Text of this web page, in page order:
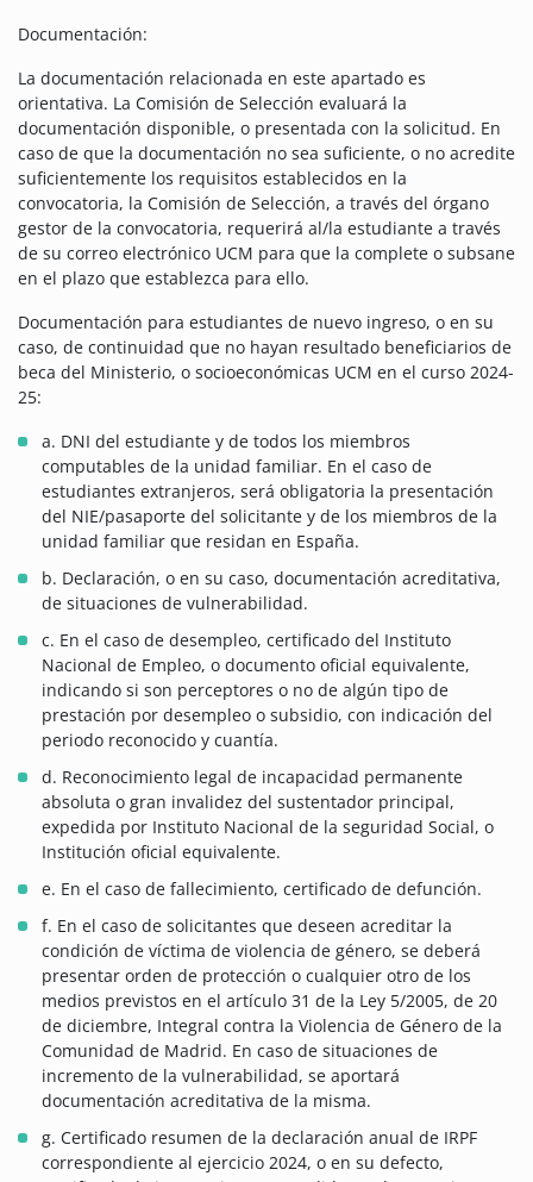
Documentación:
La documentación relacionada en este apartado es
orientativa. La Comisión de Selección evaluará la
documentación disponible, o presentada con la solicitud. En
caso de que la documentación no sea suficiente, o no acredite
suficientemente los requisitos establecidos en la
convocatoria, la Comisión de Selección, a través del órgano
gestor de la convocatoria, requerirá al/la estudiante a través
de su correo electrónico UCM para que la complete o subsane
en el plazo que establezca para ello.
Documentación para estudiantes de nuevo ingreso, o en su
caso, de continuidad que no hayan resultado beneficiarios de
beca del Ministerio, o socioeconómicas UCM en el curso 2024-
25:
a. DNI del estudiante y de todos los miembros
computables de la unidad familiar. En el caso de
estudiantes extranjeros, será obligatoria la presentación
del NIE/pasaporte del solicitante y de los miembros de la
unidad familiar que residan en España.
b. Declaración, o en su caso, documentación acreditativa,
de situaciones de vulnerabilidad.
c. En el caso de desempleo, certificado del Instituto
Nacional de Empleo, o documento oficial equivalente,
indicando si son perceptores o no de algún tipo de
prestación por desempleo o subsidio, con indicación del
periodo reconocido y cuantía.
d. Reconocimiento legal de incapacidad permanente
absoluta o gran invalidez del sustentador principal,
expedida por Instituto Nacional de la seguridad Social, o
Institución oficial equivalente.
e. En el caso de fallecimiento, certificado de defunción.
f. En el caso de solicitantes que deseen acreditar la
condición de víctima de violencia de género, se deberá
presentar orden de protección o cualquier otro de los
medios previstos en el artículo 31 de la Ley 5/2005, de 20
de diciembre, Integral contra la Violencia de Género de la
Comunidad de Madrid. En caso de situaciones de
incremento de la vulnerabilidad, se aportará
documentación acreditativa de la misma.
g. Certificado resumen de la declaración anual de IRPF
correspondiente al ejercicio 2024, o en su defecto,